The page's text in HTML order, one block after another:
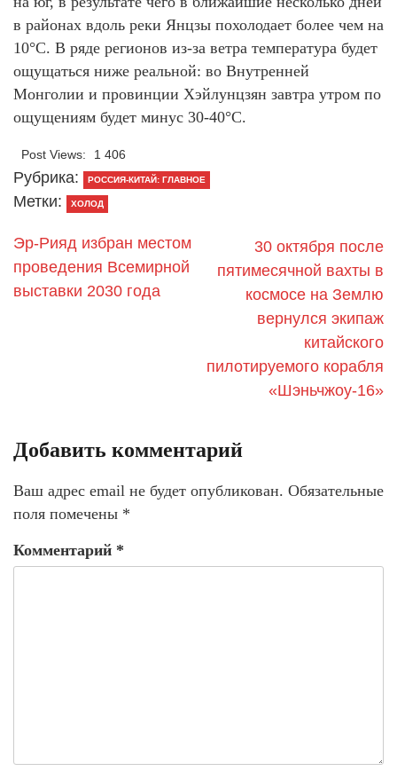
в районах вдоль реки Янцзы похолодает более чем на
10°С. В ряде регионов из-за ветра температура будет
ощущаться ниже реальной: во Внутренней
Монголии и провинции Хэйлунцзян завтра утром по
ощущениям будет минус 30-40°С.
Post Views: 1 406
Рубрика: РОССИЯ-КИТАЙ: ГЛАВНОЕ
Метки: ХОЛОД
Эр-Рияд избран местом
проведения Всемирной
выставки 2030 года
30 октября после
пятимесячной вахты в
космосе на Землю
вернулся экипаж
китайского
пилотируемого корабля
«Шэньчжоу-16»
Добавить комментарий
Ваш адрес email не будет опубликован. Обязательные
поля помечены *
Комментарий *